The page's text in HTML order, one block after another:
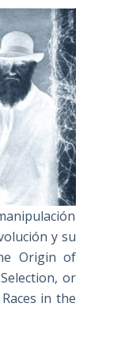
y su
Origin of
or
in the